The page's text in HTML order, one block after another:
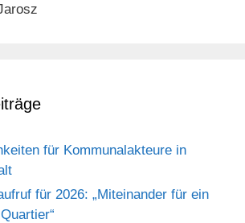
für Kommunalakteure in
für 2026: „Miteinander für ein